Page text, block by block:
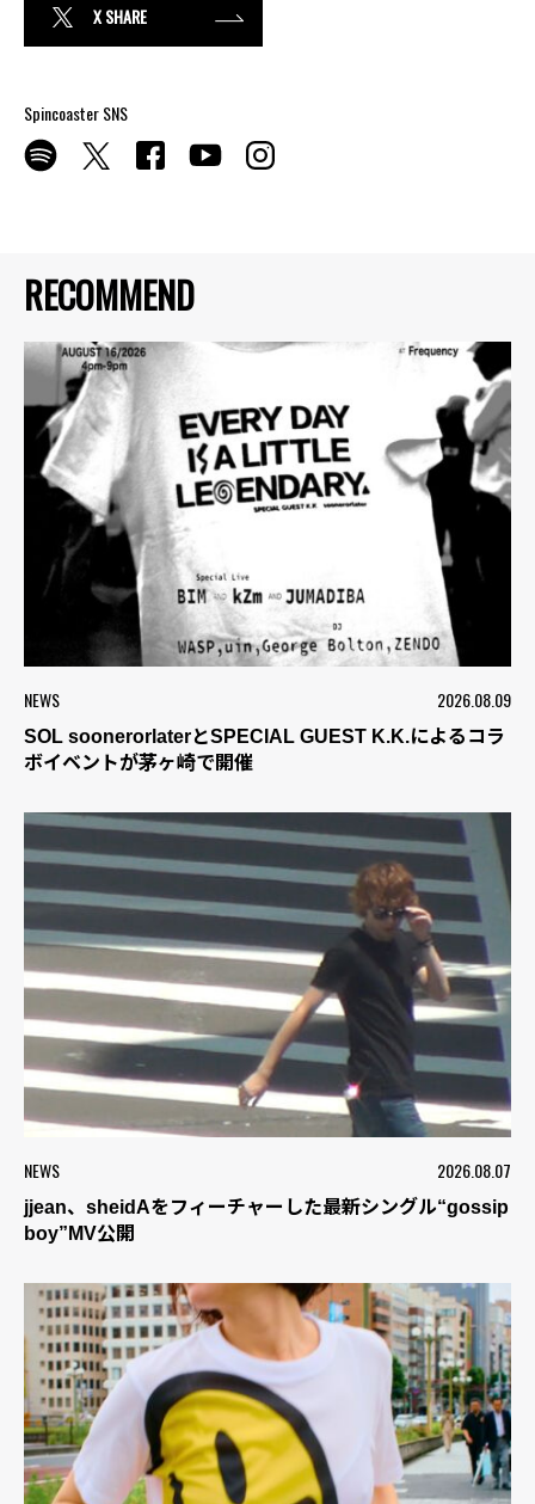
RECOMMEND
NEWS 2026.08.09
SOL soonerorlaterとSPECIAL GUEST K.K.によるコラ
ボイベントが茅ヶ崎で開催
NEWS 2026.08.07
jjean、sheidAをフィーチャーした最新シングル“gossip
boy”MV公開
X SHARE
Spincoaster SNS